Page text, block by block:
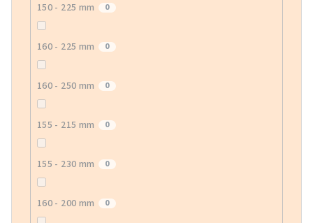
150 - 225 mm 0
160 - 225 mm 0
160 - 250 mm 0
155 - 215 mm 0
155 - 230 mm 0
160 - 200 mm 0